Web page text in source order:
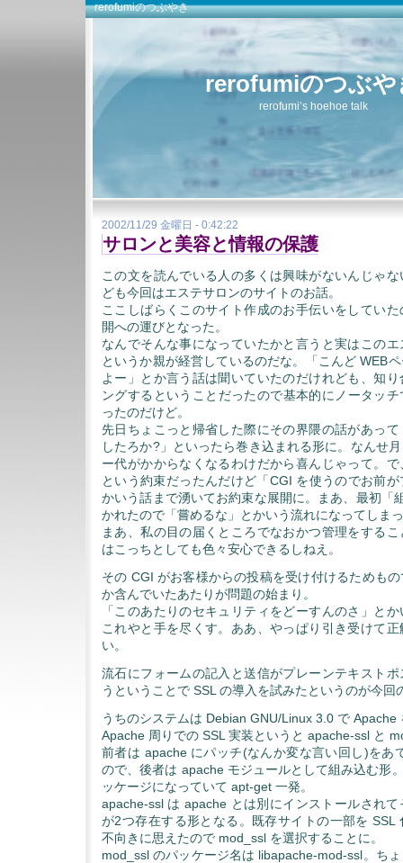
rerofumiのつぶやき
rerofumiのつぶや
rerofumi’s hoehoe talk
2002/11/29 金曜日 - 0:42:22
サロンと美容と情報の保護
この文を読んでいる人の多くは興味がないんじゃ
ども今回はエステサロンのサイトのお話。
ここしばらくこのサイト作成のお手伝いをしてい
開への運びとなった。
なんでそんな事になっていたかと言うと実はこの
というか親が経営しているのだな。「こんど WEB
よー」とか言う話は聞いていたのだけれども、知
ングするということだったので基本的にノータッ
ったのだけど。
先日ちょこっと帰省した際にその界隈の話があっ
したろか?」といったら巻き込まれる形に。なんせ
ー代がかからなくなるわけだから喜んじゃって。
という約束だったんだけど「CGI を使うのでお前
かいう話まで湧いてお約束な展開に。まあ、最初「
かれたので「嘗めるな」とかいう流れになってしま
まあ、私の目の届くところでなおかつ管理をする
はこっちとしても色々安心できるしねえ。
その CGI がお客様からの投稿を受け付けるためも
か含んでいたあたりが問題の始まり。
「このあたりのセキュリティをどーすんのさ」と
これやと手を尽くす。ああ、やっぱり引き受けて
い。
流石にフォームの記入と送信がプレーンテキスト
うということで SSL の導入を試みたというのが今回
うちのシステムは Debian GNU/Linux 3.0 で Apache
Apache 周りでの SSL 実装というと apache-ssl と
前者は apache にパッチ(なんか変な言い回し)をあ
ので、後者は apache モジュールとして組み込む形
ッケージになっていて apt-get 一発。
apache-ssl は apache とは別にインストールされ
が2つ存在する形となる。既存サイトの一部を SSL
不向きに思えたので mod_ssl を選択することに。
mod_ssl のパッケージ名は libapache-mod-ssl。ち